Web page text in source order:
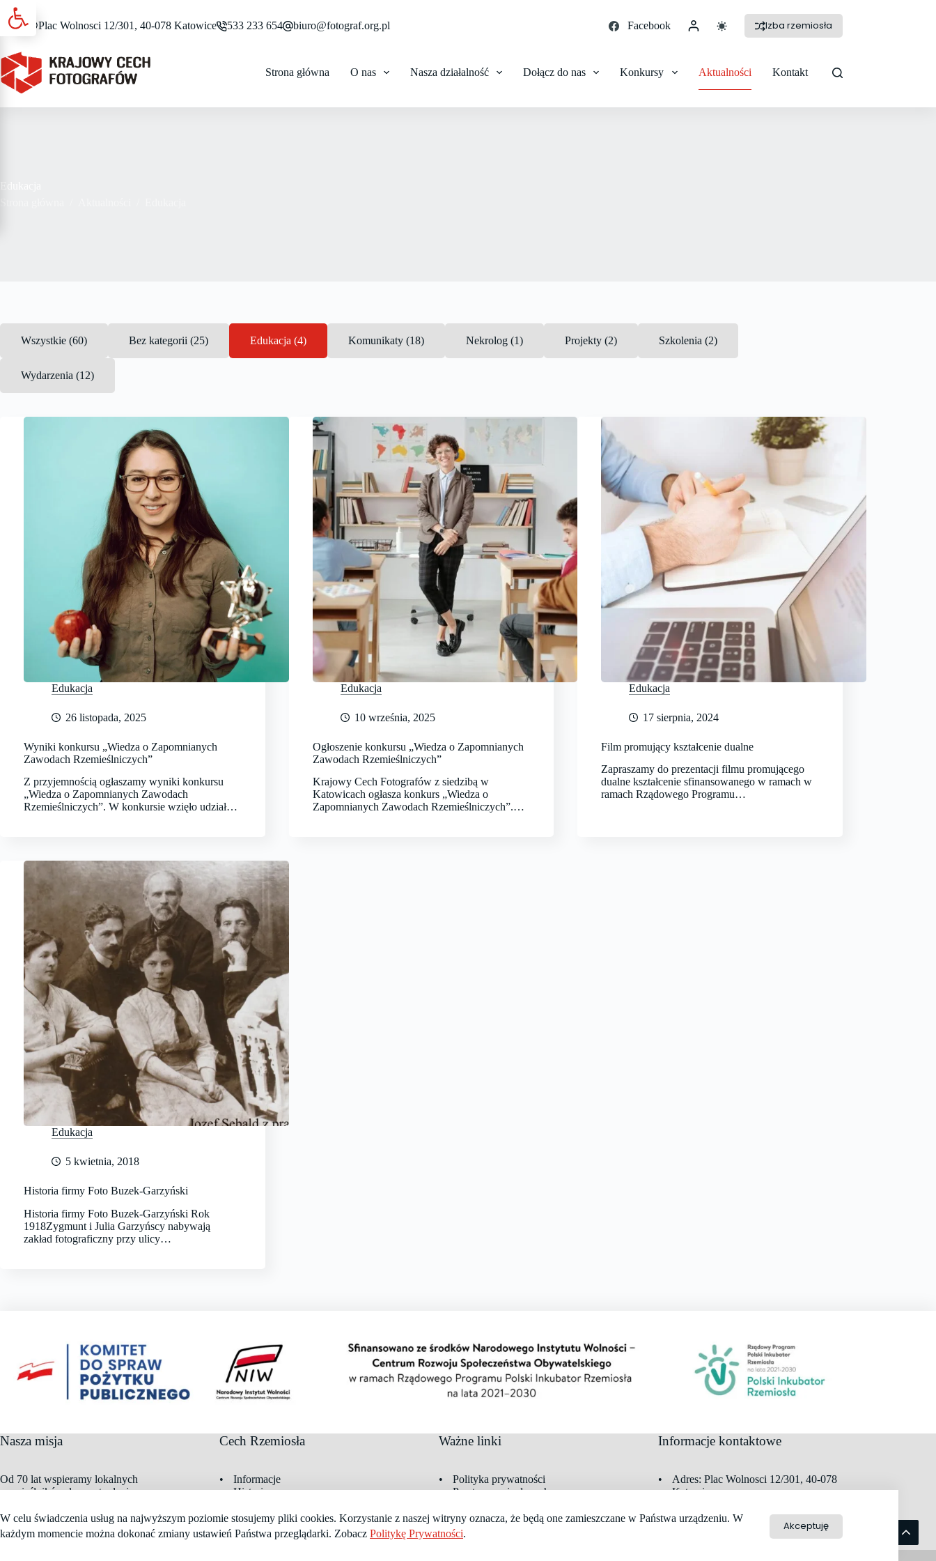
Przejdź
do
treści
W celu świadczenia usług na najwyższym poziomie stosujemy pliki cookies. Korzystanie z naszej witryny oznacza, że będą one zamieszczane w Państwa urządzeniu. W
każdym momencie można dokonać zmiany ustawień Państwa przeglądarki. Zobacz Politykę Prywatności.
Akceptuję
Plac Wolnosci 12/301, 40-078 Katowice 533 233 654 biuro@fotograf.org.pl Facebook Izba rzemiosła
Strona główna O nas Nasza działalność Dołącz do nas Konkursy Aktualności Kontakt
Wszystkie (60) Bez kategorii (25) Edukacja (4) Komunikaty (18) Nekrolog (1) Projekty (2) Szkolenia (2)
Wydarzenia (12)
Edukacja
26 listopada, 2025
Wyniki konkursu „Wiedza o Zapomnianych
Zawodach Rzemieślniczych”
Z przyjemnością ogłaszamy wyniki konkursu
„Wiedza o Zapomnianych Zawodach
Rzemieślniczych”. W konkursie wzięło udział…
Edukacja
10 września, 2025
Ogłoszenie konkursu „Wiedza o Zapomnianych
Zawodach Rzemieślniczych”
Krajowy Cech Fotografów z siedzibą w
Katowicach ogłasza konkurs „Wiedza o
Zapomnianych Zawodach Rzemieślniczych”.…
Edukacja
17 sierpnia, 2024
Film promujący kształcenie dualne
Zapraszamy do prezentacji filmu promującego
dualne kształcenie sfinansowanego w ramach w
ramach Rządowego Programu…
Edukacja
5 kwietnia, 2018
Historia firmy Foto Buzek-Garzyński
Historia firmy Foto Buzek-Garzyński Rok
1918Zygmunt i Julia Garzyńscy nabywają
zakład fotograficzny przy ulicy…
Nasza misja
Od 70 lat wspieramy lokalnych
rzemieślników, łącząc tradycję z
Cech Rzemiosła
Informacje
Historia
Galeria zdjęć
Dokumenty
Ważne linki
Polityka prywatności
Przetwarzanie danych
Formularz kontaktowy
Częste pytania
Informacje kontaktowe
Adres: Plac Wolnosci 12/301, 40-078
Katowice
E-mail:biuro@fotograf.org.pl
Godziny pracy: 08:30 – 14:00